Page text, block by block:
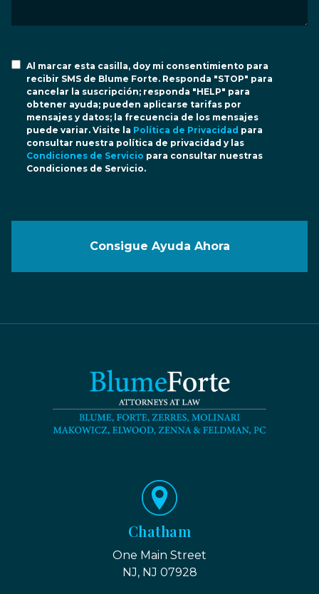
Al marcar esta casilla, doy mi consentimiento para
recibir SMS de Blume Forte. Responda "STOP" para
cancelar la suscripción; responda "HELP" para
obtener ayuda; pueden aplicarse tarifas por
mensajes y datos; la frecuencia de los mensajes
puede variar. Visite la Política de Privacidad para
consultar nuestra política de privacidad y las
Condiciones de Servicio para consultar nuestras
Condiciones de Servicio.
Consigue Ayuda Ahora
Chatham
One Main Street
NJ, NJ 07928